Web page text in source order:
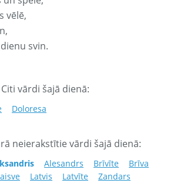
vēlē,
svin.
Citi vārdi šajā dienā:
Doloresa
neierakstītie vārdi šajā dienā:
Alesandrs Brīvīte
Brīva
Latvis Latvīte
Zandars